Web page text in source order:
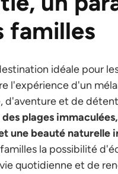
familles
idéale pour
l'expérience d'un
d'aventure et de
des plages
une beauté naturelle
la possibilité
quotidienne et de